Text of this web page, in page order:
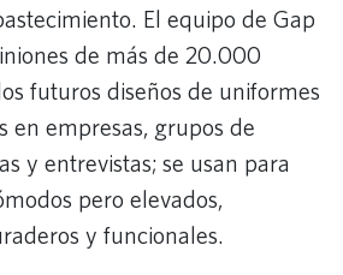
El equipo de Gap
de más de 20.000
futuros diseños de uniformes
en empresas, grupos de
y entrevistas; se usan para
pero elevados,
y funcionales.